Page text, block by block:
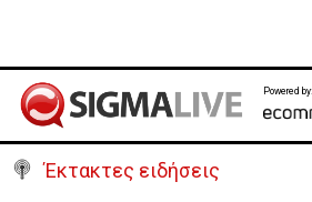
Powered by:
Έκτακτες ειδήσεις